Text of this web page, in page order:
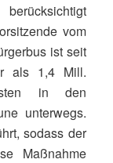
vom
ist seit
als 1,4 Mill.
in den
unterwegs.
sodass der
Maßnahme